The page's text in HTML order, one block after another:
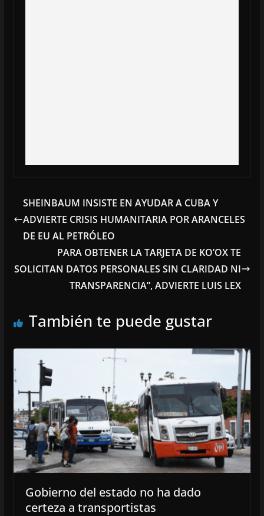
SHEINBAUM INSISTE EN AYUDAR A CUBA Y
ADVIERTE CRISIS HUMANITARIA POR ARANCELES
DE EU AL PETRÓLEO
PARA OBTENER LA TARJETA DE KO’OX TE
SOLICITAN DATOS PERSONALES SIN CLARIDAD NI
TRANSPARENCIA”, ADVIERTE LUIS LEX
También te puede gustar
Gobierno del estado no ha dado
certeza a transportistas